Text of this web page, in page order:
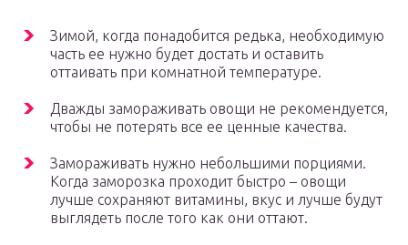
Зимой, когда понадобится редька, необходимую
часть ее нужно будет достать и оставить
оттаивать при комнатной температуре.
Дважды замораживать овощи не рекомендуется,
чтобы не потерять все ее ценные качества.
Замораживать нужно небольшими порциями.
Когда заморозка проходит быстро – овощи
лучше сохраняют витамины, вкус и лучше будут
выглядеть после того как они оттают.